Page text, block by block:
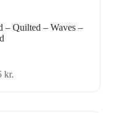
– Quilted – Waves –
kr.